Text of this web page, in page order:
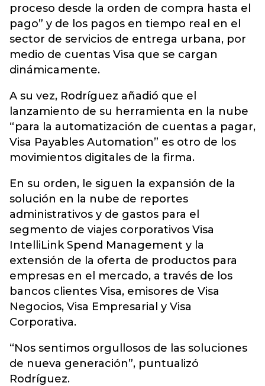
proceso desde la orden de compra hasta el
pago” y de los pagos en tiempo real en el
sector de servicios de entrega urbana, por
medio de cuentas Visa que se cargan
dinámicamente.
A su vez, Rodríguez añadió que el
lanzamiento de su herramienta en la nube
“para la automatización de cuentas a pagar,
Visa Payables Automation” es otro de los
movimientos digitales de la firma.
En su orden, le siguen la expansión de la
solución en la nube de reportes
administrativos y de gastos para el
segmento de viajes corporativos Visa
IntelliLink Spend Management y la
extensión de la oferta de productos para
empresas en el mercado, a través de los
bancos clientes Visa, emisores de Visa
Negocios, Visa Empresarial y Visa
Corporativa.
“Nos sentimos orgullosos de las soluciones
de nueva generación”, puntualizó
Rodríguez.